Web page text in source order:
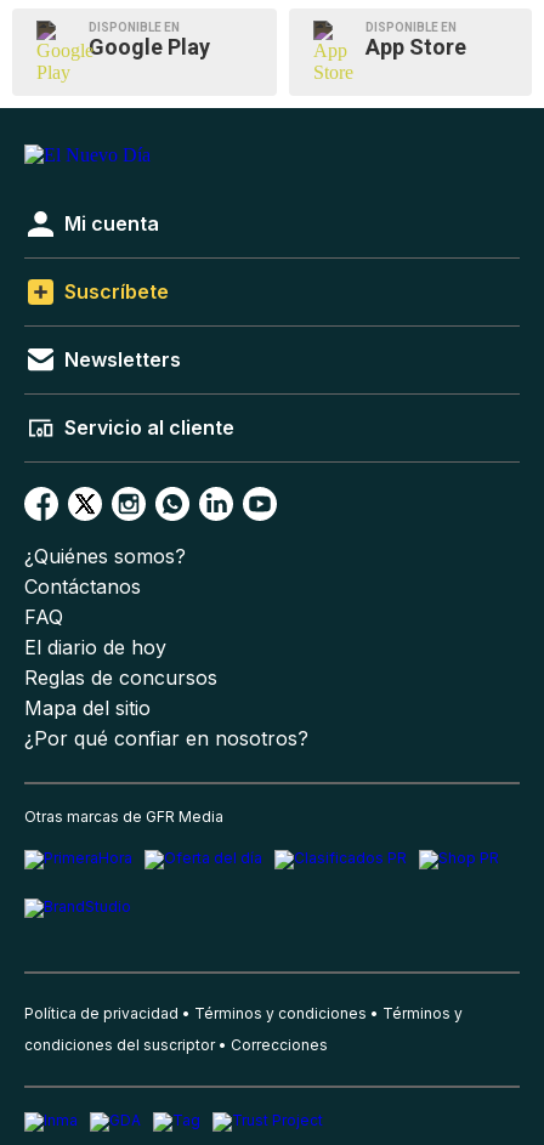
DISPONIBLE EN
Google Play
DISPONIBLE EN
App Store
Mi cuenta
Suscríbete
Newsletters
Servicio al cliente
¿Quiénes somos?
Contáctanos
FAQ
El diario de hoy
Reglas de concursos
Mapa del sitio
¿Por qué confiar en nosotros?
Otras marcas de GFR Media
Política de privacidad Términos y condiciones
Términos y
condiciones del suscriptor
Correcciones